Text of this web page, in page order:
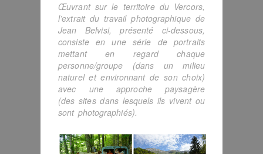
Œuvrant sur le territoire du Vercors,
l’extrait du travail photographique de
Jean Belvisi, présenté ci-dessous,
consiste en une série de portraits
mettant en regard chaque
personne/groupe (dans un milieu
naturel et environnant de son choix)
avec une approche paysagère
(des sites dans lesquels ils vivent ou
sont photographiés).